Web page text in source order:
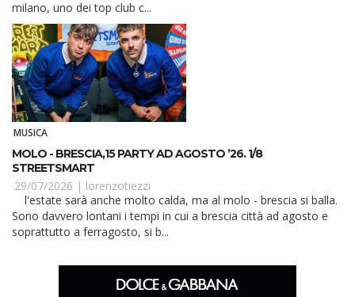
milano, uno dei top club c...
MUSICA
MOLO - BRESCIA,15 PARTY AD AGOSTO ’26. 1/8
STREETSMART
29/07/2026 | lorenzotiezzi
Sono davvero lontani i tempi in cui a brescia città ad agosto e
soprattutto a ferragosto, si b...